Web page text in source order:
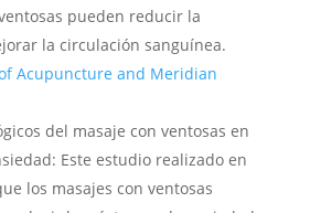
pueden reducir la
la circulación sanguínea.
Acupuncture and Meridian
del masaje con ventosas en
Este estudio realizado en
los masajes con ventosas